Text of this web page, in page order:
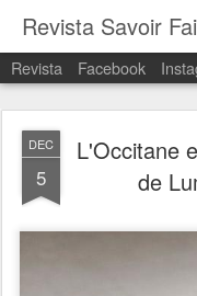
Revista Savoir
Revista Facebook
DEC
5
L'Occitane
de